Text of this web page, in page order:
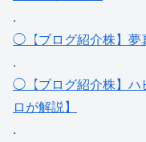
.
◯【ブログ紹介株】夢
.
◯【ブログ紹介株】ハ
ロが解説】
.